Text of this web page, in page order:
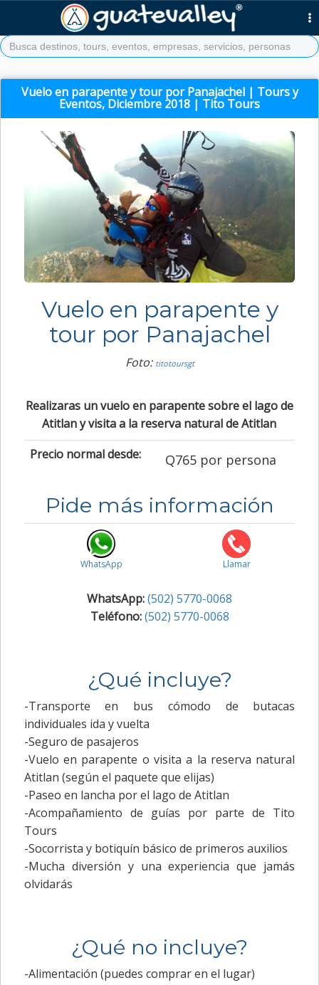
Vuelo en parapente y tour por Panajachel | Tours y
Eventos, Diciembre 2018 | Tito Tours
Vuelo en parapente y
tour por Panajachel
Foto: titotoursgt
Realizaras un vuelo en parapente sobre el lago de
Atitlan y visita a la reserva natural de Atitlan
Precio normal desde:
Q765 por persona
Pide más información
WhatsApp Llamar
WhatsApp:(502) 5770-0068
Teléfono: (502) 5770-0068
¿Qué incluye?
-Transporte en bus cómodo de butacas
individuales ida y vuelta
-Seguro de pasajeros
-Vuelo en parapente o visita a la reserva natural
Atitlan (según el paquete que elijas)
-Paseo en lancha por el lago de Atitlan
-Acompañamiento de guías por parte de Tito
Tours
-Socorrista y botiquín básico de primeros auxilios
-Mucha diversión y una experiencia que jamás
olvidarás
¿Qué no incluye?
-Alimentación (puedes comprar en el lugar)